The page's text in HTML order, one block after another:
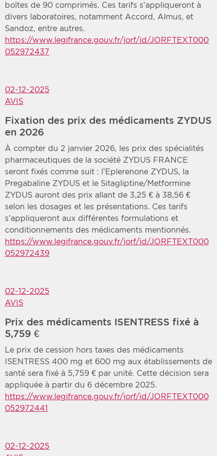
boîtes de 90 comprimés. Ces tarifs s’appliqueront à
divers laboratoires, notamment Accord, Almus, et
Sandoz, entre autres.
https://www.legifrance.gouv.fr/jorf/id/JORFTEXT000
052972437
02-12-2025
AVIS
Fixation des prix des médicaments ZYDUS
en 2026
À compter du 2 janvier 2026, les prix des spécialités
pharmaceutiques de la société ZYDUS FRANCE
seront fixés comme suit : l’Eplerenone ZYDUS, la
Pregabaline ZYDUS et le Sitagliptine/Metformine
ZYDUS auront des prix allant de 3,25 € à 38,56 €
selon les dosages et les présentations. Ces tarifs
s’appliqueront aux différentes formulations et
conditionnements des médicaments mentionnés.
https://www.legifrance.gouv.fr/jorf/id/JORFTEXT000
052972439
02-12-2025
AVIS
Prix des médicaments ISENTRESS fixé à
5,759 €
Le prix de cession hors taxes des médicaments
ISENTRESS 400 mg et 600 mg aux établissements de
santé sera fixé à 5,759 € par unité. Cette décision sera
appliquée à partir du 6 décembre 2025.
https://www.legifrance.gouv.fr/jorf/id/JORFTEXT000
052972441
02-12-2025